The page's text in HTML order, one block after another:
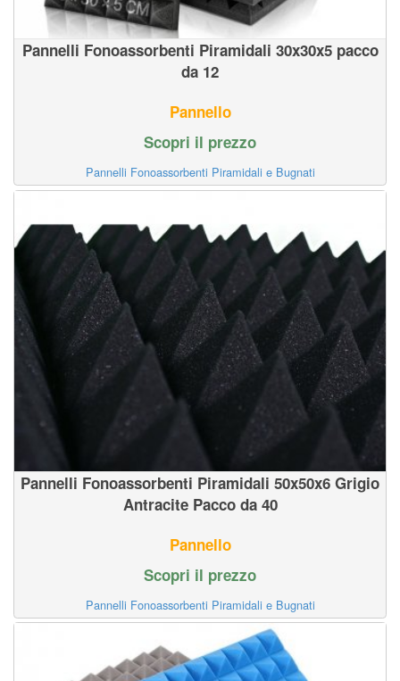
Pannelli Fonoassorbenti Piramidali 30x30x5 pacco
da 12
Pannello
Scopri il prezzo
Pannelli Fonoassorbenti Piramidali e Bugnati
Pannelli Fonoassorbenti Piramidali 50x50x6 Grigio
Antracite Pacco da 40
Pannello
Scopri il prezzo
Pannelli Fonoassorbenti Piramidali e Bugnati